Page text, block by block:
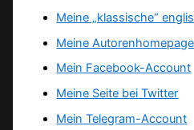
Meine „klassische“
Meine Autorenhomepage
Mein Facebook-Account
Meine Seite bei Twitter
Mein Telegram-Account